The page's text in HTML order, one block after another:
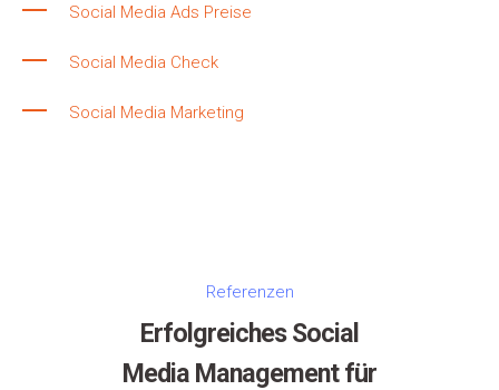
Social Media Ads Preise
Social Media Check
Social Media Marketing
Referenzen
Erfolgreiches Social
Media Management für